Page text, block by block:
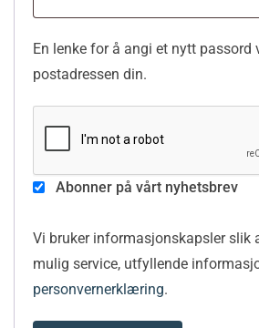
En lenke for å angi et nytt passord
postadressen din.
Abonner på vårt nyhetsbrev
Vi bruker informasjonskapsler slik
mulig service, utfyllende
personvernerklæring.